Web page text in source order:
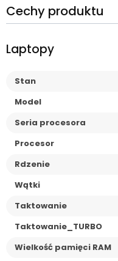
Cechy produktu
Laptopy
Stan
Model
Seria procesora
Procesor
Rdzenie
Wątki
Taktowanie
Taktowanie_TURBO
Wielkość pamięci RAM